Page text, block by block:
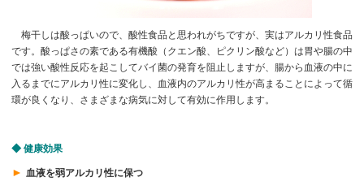
梅干しは酸っぱいので、酸性食品と思われがちですが、実はアルカリ性食品
です。酸っぱさの素である有機酸（クエン酸、ピクリン酸など）は胃や腸の中
では強い酸性反応を起こしてバイ菌の発育を阻止しますが、腸から血液の中に
入るまでにアルカリ性に変化し、血液内のアルカリ性が高まることによって循
環が良くなり、さまざまな病気に対して有効に作用します。
◆ 健康効果
► 血液を弱アルカリ性に保つ